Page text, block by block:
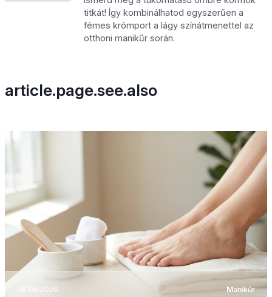
titkát! Így kombinálhatod egyszerűen a
fémes krómport a lágy színátmenettel az
otthoni manikűr során.
article.page.see.also
08.08.2026 Manikűr